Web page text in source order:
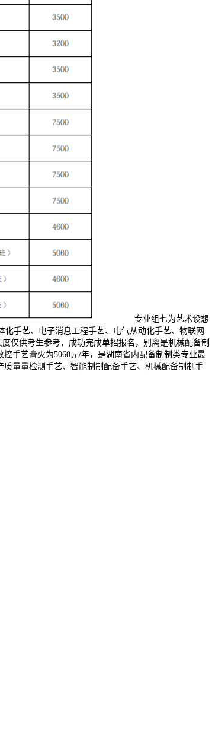
专业组七为艺术设想
手艺、电子消息工程手艺、电气从动化手艺、物联网
仅供考生参考，成功完成单招报名，别离是机械配备制
手艺膏火为5060元/年，是湖南省内配备制制类专业最
量量检测手艺、智能制制配备手艺、机械配备制制手